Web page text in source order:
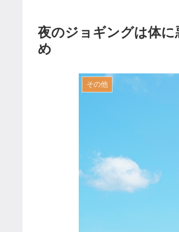
夜のジョギングは体に
め
その他